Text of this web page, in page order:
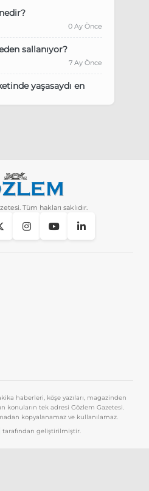
0 Ay Önce
sallanıyor?
7 Ay Önce
yaşasaydı en
temizlenir?
Tüm hakları saklıdır.
haberleri, köşe yazıları, magazinden
konuların tek adresi Gözlem Gazetesi.
kopyalanamaz ve kullanılamaz.
tarafından geliştirilmiştir.